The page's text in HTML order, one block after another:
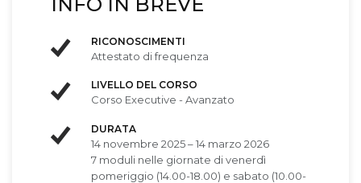
RICONOSCIMENTI
Attestato di frequenza
LIVELLO DEL CORSO
Corso Executive - Avanzato
DURATA
14 novembre 2025 – 14 marzo 2026
7 moduli nelle giornate di venerdì
pomeriggio (14.00-18.00) e sabato (10.00-